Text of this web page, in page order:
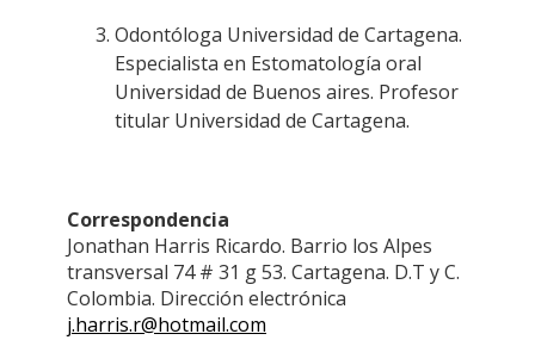
Odontóloga Universidad de Cartagena.
Especialista en Estomatología oral
Universidad de Buenos aires. Profesor
titular Universidad de Cartagena.
Correspondencia
Jonathan Harris Ricardo. Barrio los Alpes
transversal 74 # 31 g 53. Cartagena. D.T y C.
Colombia. Dirección electrónica
j.harris.r@hotmail.com